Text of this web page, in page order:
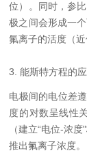
位）。同时，参
极之间会形成一
氟离子的活度（
3. 能斯特方程的
电极间的电位差
度的对数呈线性
（建立“电位-浓
推出氟离子浓度。